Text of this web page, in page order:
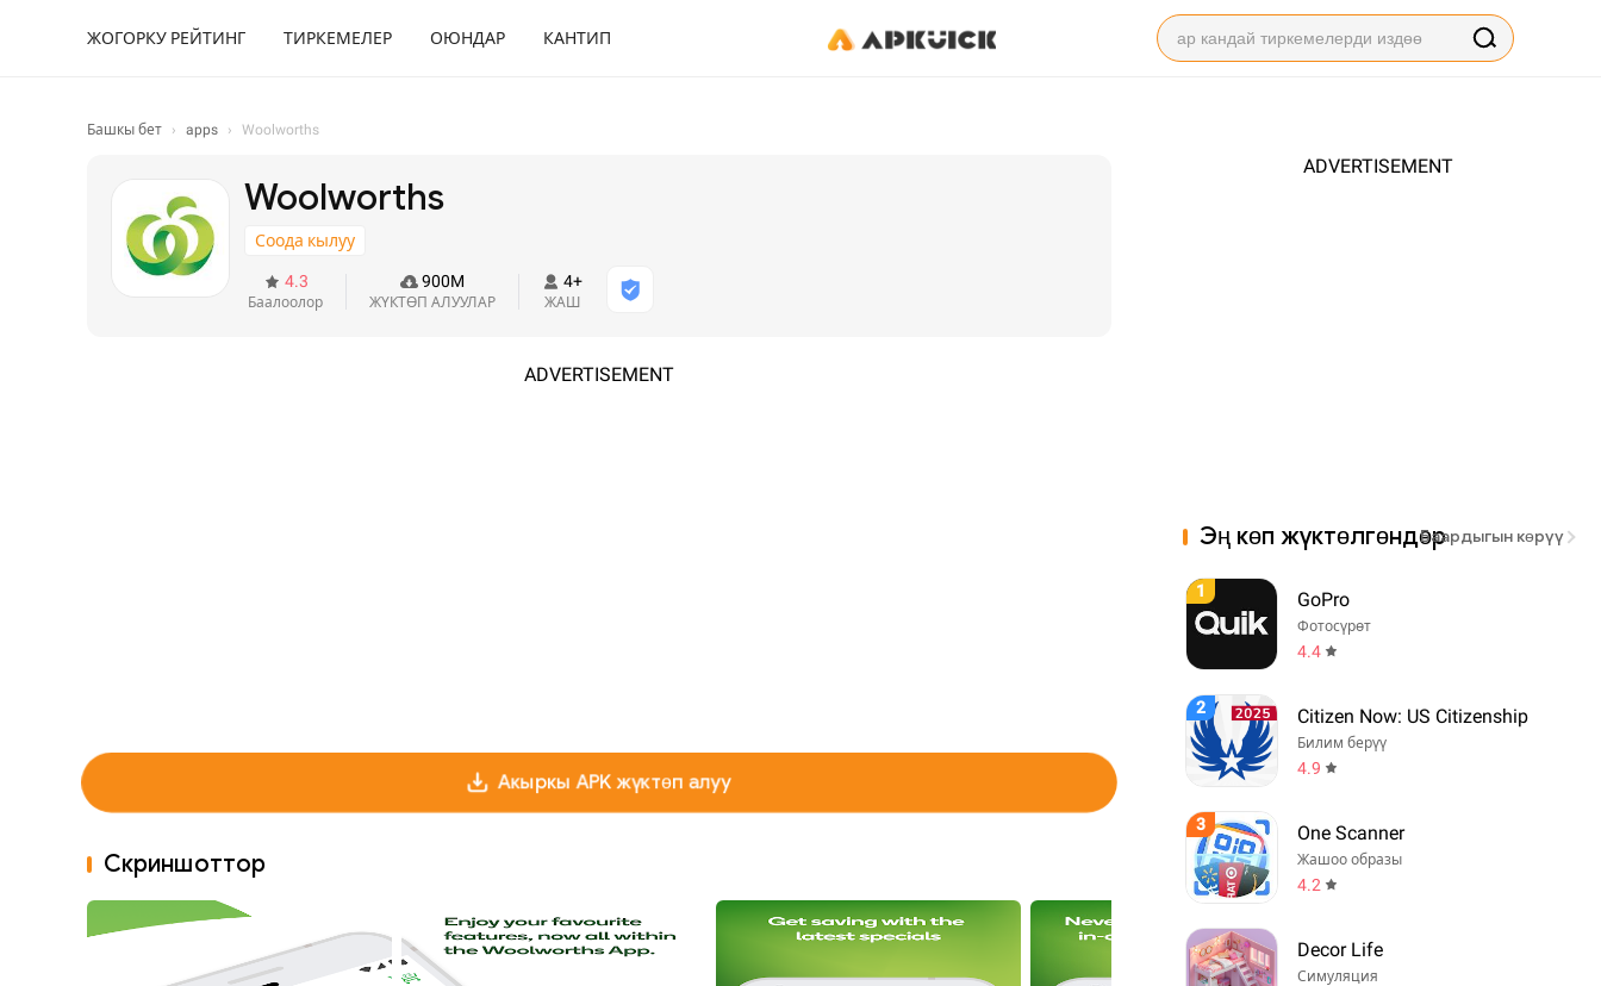
ЖОГОРКУ РЕЙТИНГ ТИРКЕМЕЛЕР ОЮНДАР КАНТИП
Башкы бет › apps › Woolworths
Woolworths
Соода кылуу
4.3
Баалоолор
900M
ЖҮКТӨП АЛУУЛАР
4+
ЖАШ
ADVERTISEMENT
Акыркы APK жүктөп алуу
Скриншоттор
ADVERTISEMENT
Эң көп жүктөлгөндөрБаардыгын көрүү
1 GoPro
Фотосүрөт
4.4
2 Citizen Now: US Citizenship
Билим берүү
4.9
3 One Scanner
Жашоо образы
4.2
Decor Life
Симуляция